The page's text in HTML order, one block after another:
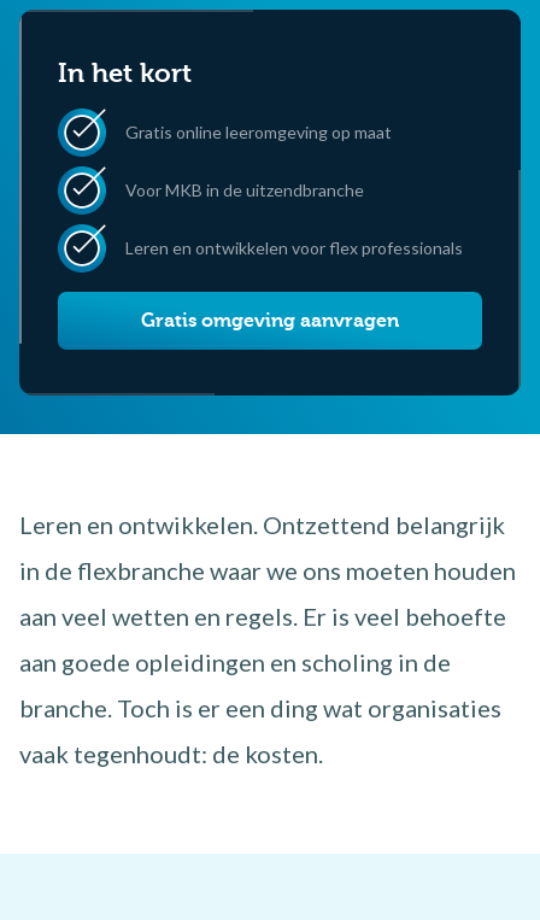
In het kort
Gratis online leeromgeving op maat
Voor MKB in de uitzendbranche
Leren en ontwikkelen voor flex professionals
Gratis omgeving aanvragen
Leren en ontwikkelen. Ontzettend belangrijk
in de flexbranche waar we ons moeten houden
aan veel wetten en regels. Er is veel behoefte
aan goede opleidingen en scholing in de
branche. Toch is er een ding wat organisaties
vaak tegenhoudt: de kosten.